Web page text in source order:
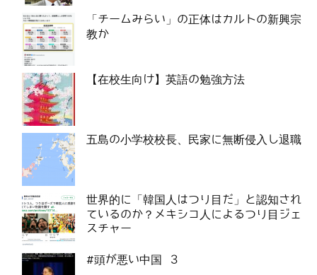
「チームみらい」の正体はカルトの新興宗
教か
【在校生向け】英語の勉強方法
五島の小学校校長、民家に無断侵入し退職
世界的に「韓国人はつり目だ」と認知され
ているのか？メキシコ人によるつり目ジェ
スチャー
#頭が悪い中国 3